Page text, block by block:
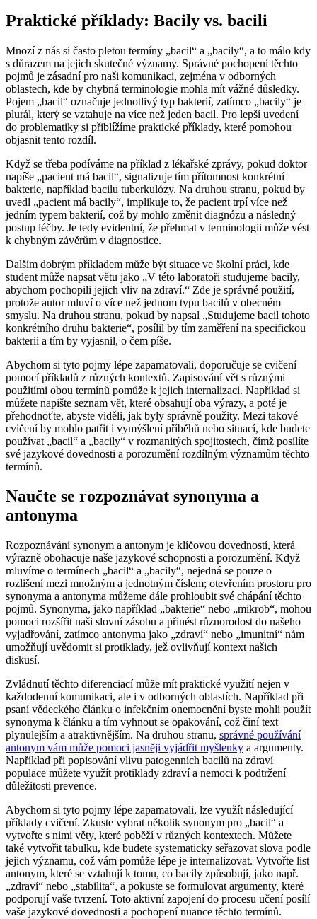
Praktické příklady: Bacily vs. bacili
Mnozí z nás si často pletou termíny „bacil“ a „bacily“, a to málo kdy
s důrazem na jejich skutečné významy. Správné pochopení těchto
pojmů je zásadní pro naši komunikaci, zejména v odborných
oblastech, kde by chybná terminologie mohla mít vážné důsledky.
Pojem „bacil“ označuje jednotlivý typ bakterií, zatímco „bacily“ je
plurál, který se vztahuje na více než jeden bacil. Pro lepší uvedení
do problematiky si přiblížíme praktické příklady, které pomohou
objasnit tento rozdíl.
Když se třeba podíváme na příklad z lékařské zprávy, pokud doktor
napíše „pacient má bacil“, signalizuje tím přítomnost konkrétní
bakterie, například bacilu tuberkulózy. Na druhou stranu, pokud by
uvedl „pacient má bacily“, implikuje to, že pacient trpí více než
jedním typem bakterií, což by mohlo změnit diagnózu a následný
postup léčby. Je tedy evidentní, že přehmat v terminologii může vést
k chybným závěrům v diagnostice.
Dalším dobrým příkladem může být situace ve školní práci, kde
student může napsat větu jako „V této laboratoři studujeme bacily,
abychom pochopili jejich vliv na zdraví.“ Zde je správné použití,
protože autor mluví o více než jednom typu bacilů v obecném
smyslu. Na druhou stranu, pokud by napsal „Studujeme bacil tohoto
konkrétního druhu bakterie“, posílil by tím zaměření na specifickou
bakterii a tím by vyjasnil, o čem píše.
Abychom si tyto pojmy lépe zapamatovali, doporučuje se cvičení
pomocí příkladů z různých kontextů. Zapisování vět s různými
použitími obou termínů pomůže k jejich internalizaci. Například si
můžete napište seznam vět, které obsahují oba výrazy, a poté je
přehodnoťte, abyste viděli, jak byly správně použity. Mezi takové
cvičení by mohlo patřit i vymýšlení příběhů nebo situací, kde budete
používat „bacil“ a „bacily“ v rozmanitých spojitostech, čímž posílíte
své jazykové dovednosti a porozumění rozdílným významům těchto
termínů.
Naučte se rozpoznávat synonyma a
antonyma
Rozpoznávání synonym a antonym je klíčovou dovedností, která
výrazně obohacuje naše jazykové schopnosti a porozumění. Když
mluvíme o termínech „bacil“ a „bacily“, nejedná se pouze o
rozlišení mezi množným a jednotným číslem; otevřením prostoru pro
synonyma a antonyma můžeme dále prohloubit své chápání těchto
pojmů. Synonyma, jako například „bakterie“ nebo „mikrob“, mohou
pomoci rozšířit naši slovní zásobu a přinést různorodost do našeho
vyjadřování, zatímco antonyma jako „zdraví“ nebo „imunitní“ nám
umožňují uvědomit si protiklady, jež ovlivňují kontext našich
diskusí.
Zvládnutí těchto diferenciací může mít praktické využití nejen v
každodenní komunikaci, ale i v odborných oblastích. Například při
psaní vědeckého článku o infekčním onemocnění byste mohli použít
synonyma k článku a tím vyhnout se opakování, což činí text
plynulejším a atraktivnějším. Na druhou stranu, správné používání
antonym vám může pomoci jasněji vyjádřit myšlenky a argumenty.
Například při popisování vlivu patogenních bacilů na zdraví
populace můžete využít protiklady zdraví a nemoci k podtržení
důležitosti prevence.
Abychom si tyto pojmy lépe zapamatovali, lze využít následující
příklady cvičení. Zkuste vybrat několik synonym pro „bacil“ a
vytvořte s nimi věty, které poběží v různých kontextech. Můžete
také vytvořit tabulku, kde budete systematicky seřazovat slova podle
jejich významu, což vám pomůže lépe je internalizovat. Vytvořte list
antonym, které se vztahují k tomu, co bacily způsobují, jako např.
„zdraví“ nebo „stabilita“, a pokuste se formulovat argumenty, které
podporují vaše tvrzení. Toto aktivní zapojení do procesu učení posílí
vaše jazykové dovednosti a pochopení nuance těchto termínů.